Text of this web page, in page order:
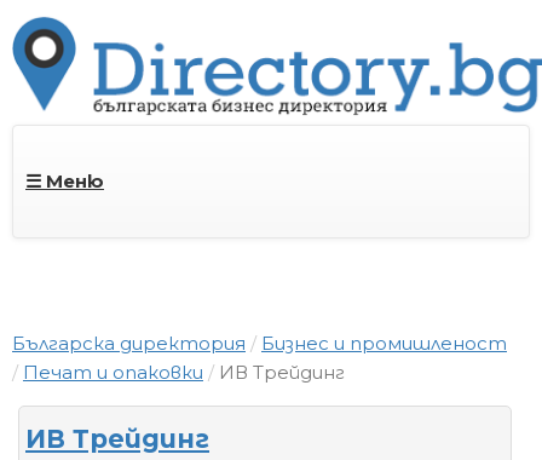
☰ Меню
Българска директория
Бизнес и промишленост
Печат и опаковки
ИВ Трейдинг
ИВ Трейдинг